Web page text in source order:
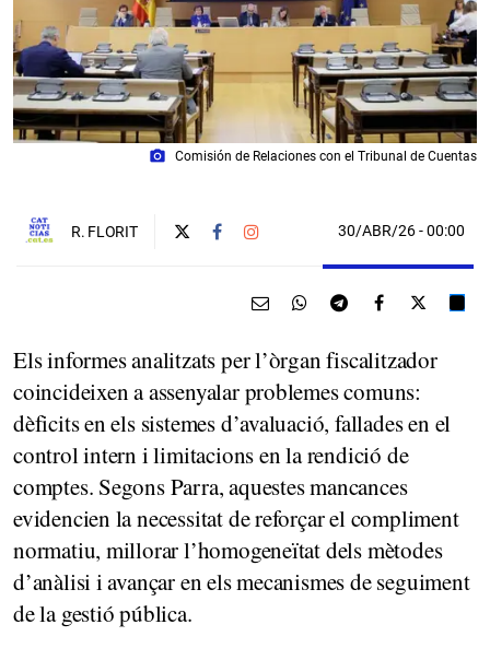
photo_camera Comisión de Relaciones con el Tribunal de Cuentas
R. FLORIT 30/ABR/26- 00:00
Els informes analitzats per l’òrgan fiscalitzador
coincideixen a assenyalar problemes comuns:
dèficits en els sistemes d’avaluació, fallades en el
control intern i limitacions en la rendició de
comptes. Segons Parra, aquestes mancances
evidencien la necessitat de reforçar el compliment
normatiu, millorar l’homogeneïtat dels mètodes
d’anàlisi i avançar en els mecanismes de seguiment
de la gestió pública.